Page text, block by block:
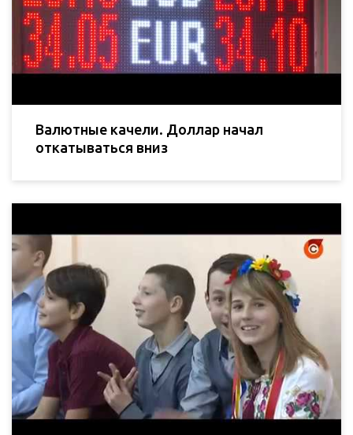
Валютные качели. Доллар начал
откатываться вниз